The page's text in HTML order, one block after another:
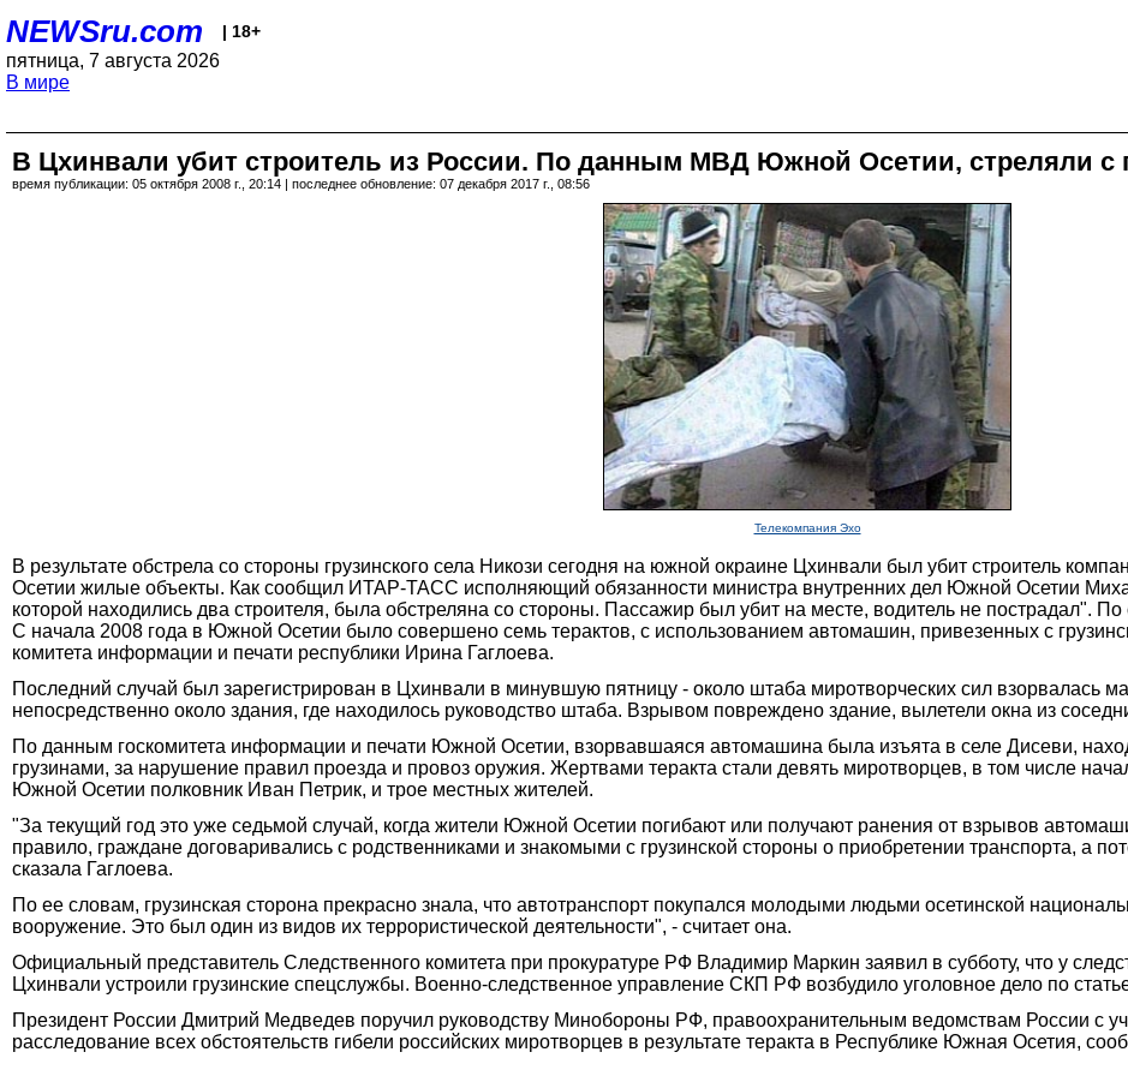
NEWSru.com | 18+
пятница, 7 августа 2026
В мире
В Цхинвали убит строитель из России. По данным МВД Южной Осетии, стреляли с
время публикации: 05 октября 2008 г., 20:14 | последнее обновление: 07 декабря 2017 г., 08:56
Телекомпания Эхо
В результате обстрела со стороны грузинского села Никози сегодня на южной окраине Цхинвали был убит строитель
Осетии жилые объекты. Как сообщил ИТАР-ТАСС исполняющий обязанности министра внутренних дел Южной Осетии
которой находились два строителя, была обстреляна со стороны. Пассажир был убит на месте, водитель не пострадал".
С начала 2008 года в Южной Осетии было совершено семь терактов, с использованием автомашин, привезенных с
комитета информации и печати республики Ирина Гаглоева.
Последний случай был зарегистрирован в Цхинвали в минувшую пятницу - около штаба миротворческих сил взорвалась
непосредственно около здания, где находилось руководство штаба. Взрывом повреждено здание, вылетели окна из
По данным госкомитета информации и печати Южной Осетии, взорвавшаяся автомашина была изъята в селе Дисеви,
грузинами, за нарушение правил проезда и провоз оружия. Жертвами теракта стали девять миротворцев, в том числе
Южной Осетии полковник Иван Петрик, и трое местных жителей.
"За текущий год это уже седьмой случай, когда жители Южной Осетии погибают или получают ранения от взрывов
правило, граждане договаривались с родственниками и знакомыми с грузинской стороны о приобретении транспорта, а
сказала Гаглоева.
По ее словам, грузинская сторона прекрасно знала, что автотранспорт покупался молодыми людьми осетинской
вооружение. Это был один из видов их террористической деятельности", - считает она.
Официальный представитель Следственного комитета при прокуратуре РФ Владимир Маркин заявил в субботу, что у
Цхинвали устроили грузинские спецслужбы. Военно-следственное управление СКП РФ возбудило уголовное дело по
Президент России Дмитрий Медведев поручил руководству Минобороны РФ, правоохранительным ведомствам России с
расследование всех обстоятельств гибели российских миротворцев в результате теракта в Республике Южная Осетия,